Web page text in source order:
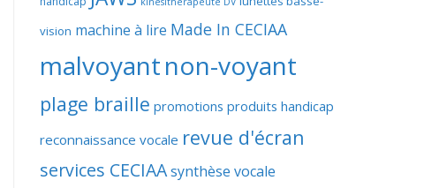
vision machine à lire Made In CECIAA
malvoyantnon-voyant
plage braille promotions produits handicap
reconnaissance vocale revue d'écran
services CECIAAsynthèse vocale